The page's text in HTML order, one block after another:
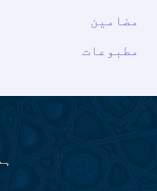
مضامین
مطبوعات